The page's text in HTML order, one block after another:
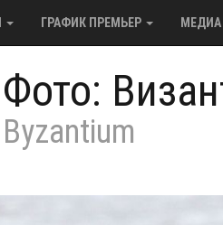
ГРАФИК ПРЕМЬЕР МЕДИА
Фото:
Byzantium